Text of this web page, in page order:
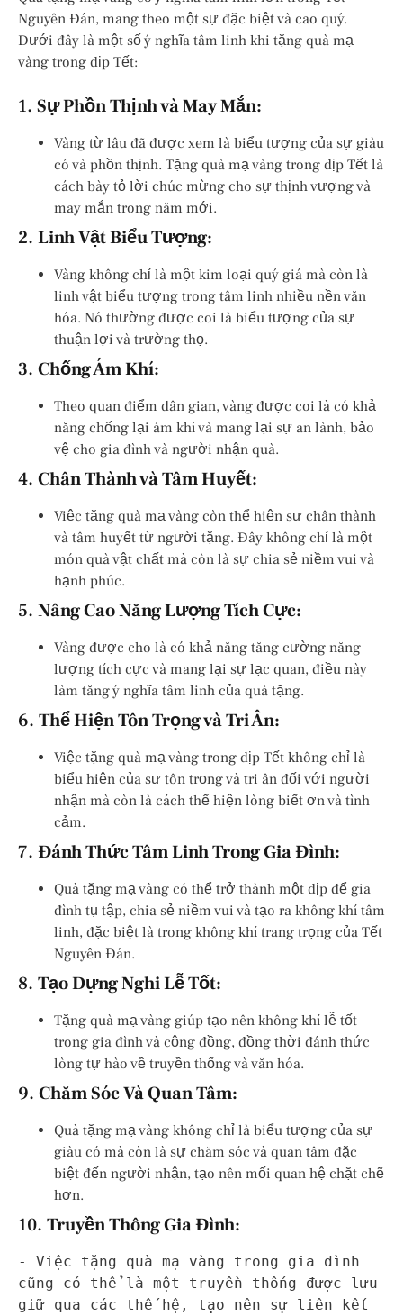
Nguyên Đán, mang theo một sự đặc biệt và cao quý.
Dưới đây là một số ý nghĩa tâm linh khi tặng quà mạ
vàng trong dịp Tết:
1. Sự Phồn Thịnh và May Mắn:
Vàng từ lâu đã được xem là biểu tượng của sự giàu
có và phồn thịnh. Tặng quà mạ vàng trong dịp Tết là
cách bày tỏ lời chúc mừng cho sự thịnh vượng và
may mắn trong năm mới.
2. Linh Vật Biểu Tượng:
Vàng không chỉ là một kim loại quý giá mà còn là
linh vật biểu tượng trong tâm linh nhiều nền văn
hóa. Nó thường được coi là biểu tượng của sự
thuận lợi và trường thọ.
3. Chống Ám Khí:
Theo quan điểm dân gian, vàng được coi là có khả
năng chống lại ám khí và mang lại sự an lành, bảo
vệ cho gia đình và người nhận quà.
4. Chân Thành và Tâm Huyết:
Việc tặng quà mạ vàng còn thể hiện sự chân thành
và tâm huyết từ người tặng. Đây không chỉ là một
món quà vật chất mà còn là sự chia sẻ niềm vui và
hạnh phúc.
5. Nâng Cao Năng Lượng Tích Cực:
Vàng được cho là có khả năng tăng cường năng
lượng tích cực và mang lại sự lạc quan, điều này
làm tăng ý nghĩa tâm linh của quà tặng.
6. Thể Hiện Tôn Trọng và Tri Ân:
Việc tặng quà mạ vàng trong dịp Tết không chỉ là
biểu hiện của sự tôn trọng và tri ân đối với người
nhận mà còn là cách thể hiện lòng biết ơn và tình
cảm.
7. Đánh Thức Tâm Linh Trong Gia Đình:
Quà tặng mạ vàng có thể trở thành một dịp để gia
đình tụ tập, chia sẻ niềm vui và tạo ra không khí tâm
linh, đặc biệt là trong không khí trang trọng của Tết
Nguyên Đán.
8. Tạo Dựng Nghi Lễ Tốt:
Tặng quà mạ vàng giúp tạo nên không khí lễ tốt
trong gia đình và cộng đồng, đồng thời đánh thức
lòng tự hào về truyền thống và văn hóa.
9. Chăm Sóc Và Quan Tâm:
Quà tặng mạ vàng không chỉ là biểu tượng của sự
giàu có mà còn là sự chăm sóc và quan tâm đặc
biệt đến người nhận, tạo nên mối quan hệ chặt chẽ
hơn.
10. Truyền Thông Gia Đình:
- Việc tặng quà mạ vàng trong gia đình
cũng có thể là một truyền thống được lưu
giữ qua các thế hệ, tạo nên sự liên kết